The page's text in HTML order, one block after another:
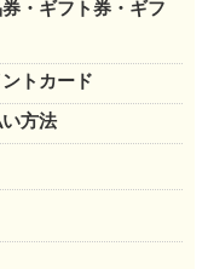
・ギフト券・ギフ
トカード
方法